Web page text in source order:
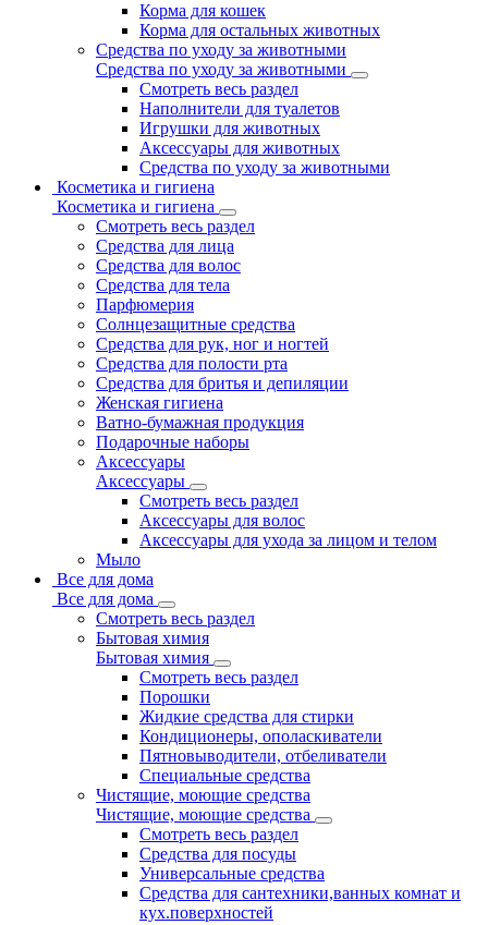
Корма для кошек
Корма для остальных животных
Средства по уходу за животными
Средства по уходу за животными
Смотреть весь раздел
Наполнители для туалетов
Игрушки для животных
Аксессуары для животных
Средства по уходу за животными
Косметика и гигиена
Косметика и гигиена
Смотреть весь раздел
Средства для лица
Средства для волос
Средства для тела
Парфюмерия
Солнцезащитные средства
Средства для рук, ног и ногтей
Средства для полости рта
Средства для бритья и депиляции
Женская гигиена
Ватно-бумажная продукция
Подарочные наборы
Аксессуары
Аксессуары
Смотреть весь раздел
Аксессуары для волос
Аксессуары для ухода за лицом и телом
Мыло
Все для дома
Все для дома
Смотреть весь раздел
Бытовая химия
Бытовая химия
Смотреть весь раздел
Порошки
Жидкие средства для стирки
Кондиционеры, ополаскиватели
Пятновыводители, отбеливатели
Специальные средства
Чистящие, моющие средства
Чистящие, моющие средства
Смотреть весь раздел
Средства для посуды
Универсальные средства
Средства для сантехники,ванных комнат и
кух.поверхностей